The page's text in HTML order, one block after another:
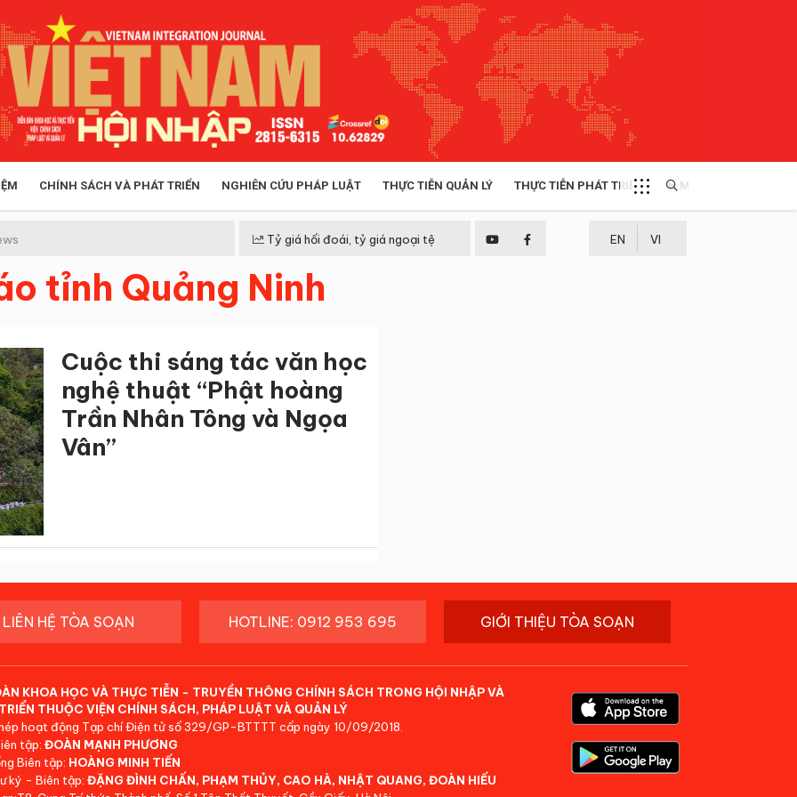
CHÍNH SÁCH VÀ PHÁT TRIỂN NGHIÊN CỨU PHÁP LUẬT THỰC TIỄN QUẢN LÝ THỰC TIỄN PHÁT TRIỂN MULTIMEDIA
Tỷ giá hối đoái, tỷ giá ngoại tệ EN VI
tỉnh Quảng Ninh
Cuộc thi sáng tác văn học
nghệ thuật “Phật hoàng
Trần Nhân Tông và Ngọa
Vân”
LIÊN HỆ TÒA SOẠN HOTLINE: 0912 953 695 GIỚI THIỆU TÒA SOẠN
KHOA HỌC VÀ THỰC TIỄN - TRUYỀN THÔNG CHÍNH SÁCH TRONG HỘI NHẬP VÀ
THUỘC VIỆN CHÍNH SÁCH, PHÁP LUẬT VÀ QUẢN LÝ
hoạt động Tạp chí Điện tử số 329/GP-BTTTT cấp ngày 10/09/2018.
tập: ĐOÀN MẠNH PHƯƠNG
Biên tập: HOÀNG MINH TIẾN
ký - Biên tập: ĐẶNG ĐÌNH CHẤN, PHẠM THỦY, CAO HÀ, NHẬT QUANG, ĐOÀN HIẾU